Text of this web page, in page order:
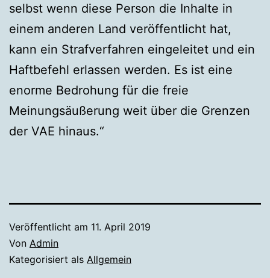
selbst wenn diese Person die Inhalte in
einem anderen Land veröffentlicht hat,
kann ein Strafverfahren eingeleitet und ein
Haftbefehl erlassen werden. Es ist eine
enorme Bedrohung für die freie
Meinungsäußerung weit über die Grenzen
der VAE hinaus.“
Veröffentlicht am 11. April 2019
Von Admin
Kategorisiert als Allgemein